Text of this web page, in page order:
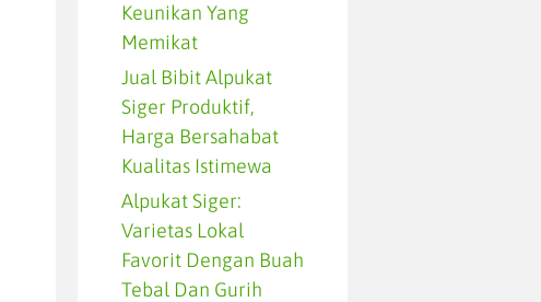
Keunikan Yang
Memikat
Jual Bibit Alpukat
Siger Produktif,
Harga Bersahabat
Kualitas Istimewa
Alpukat Siger:
Varietas Lokal
Favorit Dengan Buah
Tebal Dan Gurih